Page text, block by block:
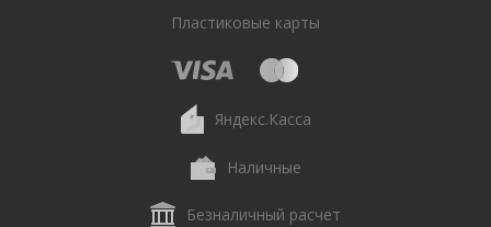
Пластиковые карты
Яндекс.Касса
Наличные
Безналичный расчет